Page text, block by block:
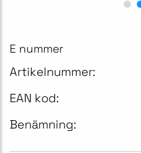
E nummer
Artikelnummer:
EAN kod:
Benämning: